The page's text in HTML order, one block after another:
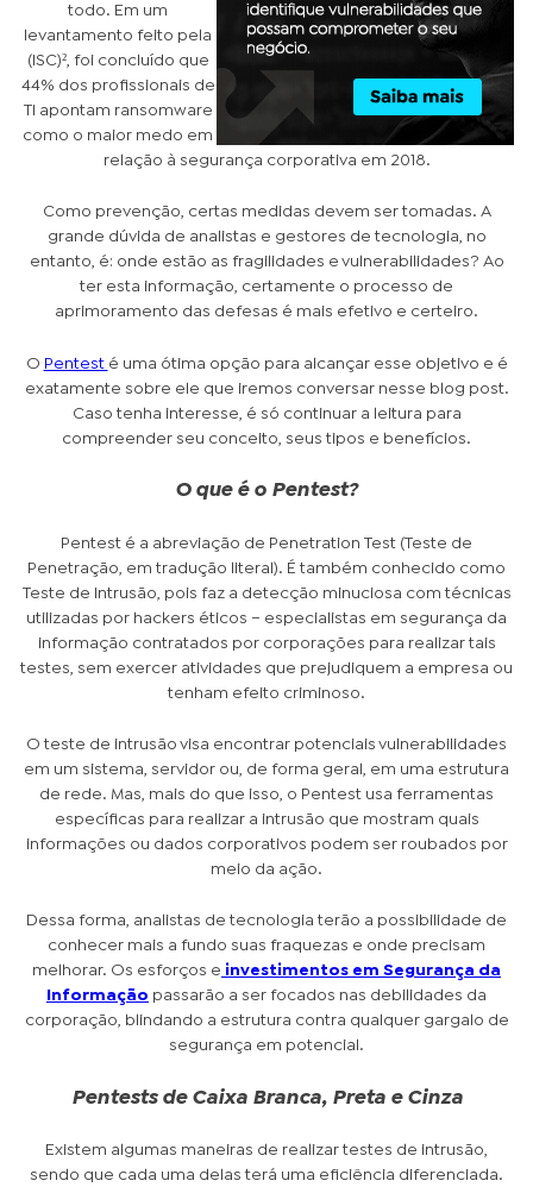
todo. Em um
levantamento feito pela
(ISC)², foi concluído que
44% dos profissionais de
TI apontam ransomware
como o maior medo em
relação à segurança corporativa em 2018.
Como prevenção, certas medidas devem ser tomadas. A
grande dúvida de analistas e gestores de tecnologia, no
entanto, é: onde estão as fragilidades e vulnerabilidades? Ao
ter esta informação, certamente o processo de
aprimoramento das defesas é mais efetivo e certeiro.
O Pentest é uma ótima opção para alcançar esse objetivo e é
exatamente sobre ele que iremos conversar nesse blog post.
Caso tenha interesse, é só continuar a leitura para
compreender seu conceito, seus tipos e benefícios.
O que é o Pentest?
Pentest é a abreviação de Penetration Test (Teste de
Penetração, em tradução literal). É também conhecido como
Teste de Intrusão, pois faz a detecção minuciosa com técnicas
utilizadas por hackers éticos – especialistas em segurança da
informação contratados por corporações para realizar tais
testes, sem exercer atividades que prejudiquem a empresa ou
tenham efeito criminoso.
O teste de intrusão visa encontrar potenciais vulnerabilidades
em um sistema, servidor ou, de forma geral, em uma estrutura
de rede. Mas, mais do que isso, o Pentest usa ferramentas
específicas para realizar a intrusão que mostram quais
informações ou dados corporativos podem ser roubados por
meio da ação.
Dessa forma, analistas de tecnologia terão a possibilidade de
conhecer mais a fundo suas fraquezas e onde precisam
melhorar. Os esforços e investimentos em Segurança da
Informação passarão a ser focados nas debilidades da
corporação, blindando a estrutura contra qualquer gargalo de
segurança em potencial.
Pentests de Caixa Branca, Preta e Cinza
Existem algumas maneiras de realizar testes de intrusão,
sendo que cada uma delas terá uma eficiência diferenciada.